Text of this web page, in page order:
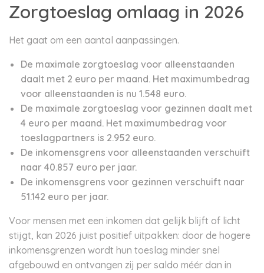
Zorgtoeslag omlaag in 2026
Het gaat om een aantal aanpassingen.
De maximale zorgtoeslag voor alleenstaanden
daalt met 2 euro per maand. Het maximumbedrag
voor alleenstaanden is nu 1.548 euro.
De maximale zorgtoeslag voor gezinnen daalt met
4 euro per maand. Het maximumbedrag voor
toeslagpartners is 2.952 euro.
De inkomensgrens voor alleenstaanden verschuift
naar 40.857 euro per jaar.
De inkomensgrens voor gezinnen verschuift naar
51.142 euro per jaar.
Voor mensen met een inkomen dat gelijk blijft of licht
stijgt, kan 2026 juist positief uitpakken: door de hogere
inkomensgrenzen wordt hun toeslag minder snel
afgebouwd en ontvangen zij per saldo méér dan in